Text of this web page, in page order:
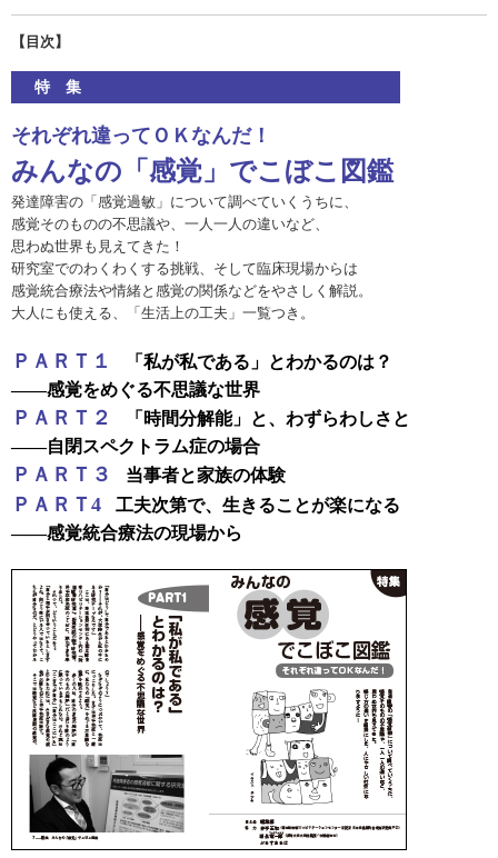
【目次】
特 集
それぞれ違ってＯＫなんだ！
みんなの「感覚」でこぼこ図鑑
発達障害の「感覚過敏」について調べていくうちに、
感覚そのものの不思議や、一人一人の違いなど、
思わぬ世界も見えてきた！
研究室でのわくわくする挑戦、そして臨床現場からは
感覚統合療法や情緒と感覚の関係などをやさしく解説。
大人にも使える、「生活上の工夫」一覧つき。
ＰＡＲＴ１
「私が私である」とわかるのは？
――感覚をめぐる不思議な世界
ＰＡＲＴ２
「時間分解能」と、わずらわしさと
――自閉スペクトラム症の場合
ＰＡＲＴ３ 当事者と家族の体験
ＰＡＲＴ4
工夫次第で、生きることが楽になる
――感覚統合療法の現場から